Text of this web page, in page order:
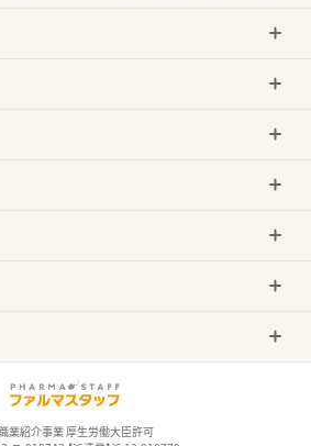
業紹介事業 厚生労働大臣許可